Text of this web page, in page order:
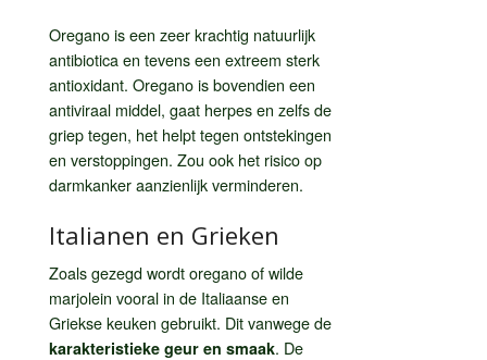
Oregano is een zeer krachtig natuurlijk
antibiotica en tevens een extreem sterk
antioxidant. Oregano is bovendien een
antiviraal middel, gaat herpes en zelfs de
griep tegen, het helpt tegen ontstekingen
en verstoppingen. Zou ook het risico op
darmkanker aanzienlijk verminderen.
Italianen en Grieken
Zoals gezegd wordt oregano of wilde
marjolein vooral in de Italiaanse en
Griekse keuken gebruikt. Dit vanwege de
karakteristieke geur en smaak. De